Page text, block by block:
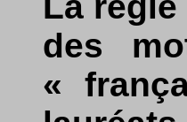
des
«